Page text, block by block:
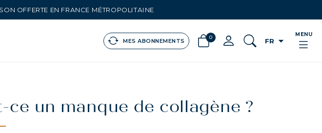
OFFERTE EN FRANCE MÉTROPOLITAINE
MES ABONNEMENTS
0 FR arrow_drop_down
MENU
ce un manque de collagène ?